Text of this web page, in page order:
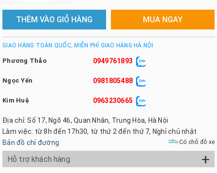
THÊM VÀO GIỎ HÀNG MUA NGAY
GIAO HÀNG TOÀN QUỐC, MIỄN PHÍ GIAO HÀNG HÀ NỘI
Phương Thảo : 0949761893
Ngọc Yến : 0981805488
Kim Huệ : 0963230665
Địa chỉ: Số 17, Ngõ 46, Quan Nhân, Trung Hòa, Hà Nội
Làm việc: từ 8h đến 17h30, từ thứ 2 đến thứ 7, Nghỉ chủ nhật
Bản đồ chỉ đường
Có chỗ đỗ xe
Hỗ trợ khách hàng +